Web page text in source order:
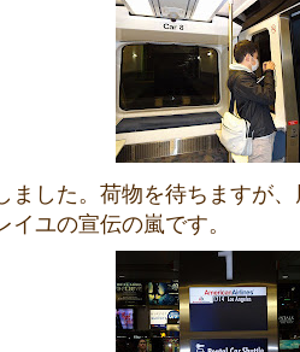
ました。荷物を待ちますが
イユの宣伝の嵐です。